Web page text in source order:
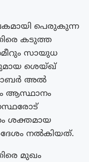
പെരുകുന്ന
കടുത്ത
സായുധ
ശെയ്ഖ്
അൽ
ആസ്ഥാനം
ശക്തമായ
നൽകിയത്.
മുഖം